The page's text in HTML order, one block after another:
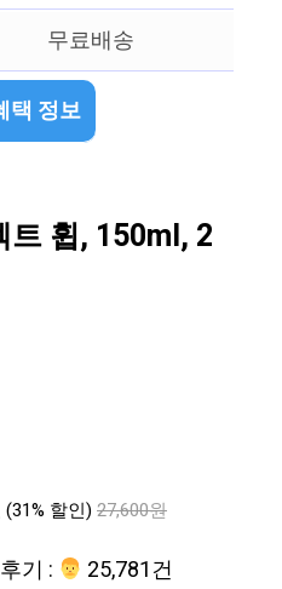
무료배송
택 정보
휩, 150ml, 2
(31% 할인) 27,600원
기 : ‍‍ 25,781건